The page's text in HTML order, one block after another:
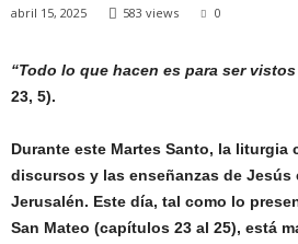
abril 15, 2025 583 views 0
“Todo lo que hacen es para ser
23, 5).
Durante este Martes Santo, la liturgia
discursos y las enseñanzas de Jesús
Jerusalén. Este día, tal como lo
San Mateo (capítulos 23 al 25), está